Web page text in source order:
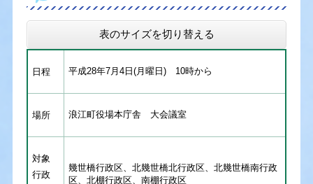
表のサイズを切り替える
日程 平成28年7月4日(月曜日) 10時から
場所 浪江町役場本庁舎 大会議室
対象
行政
幾世橋行政区、北幾世橋北行政区、北幾世橋南行政
区、北棚行政区、南棚行政区